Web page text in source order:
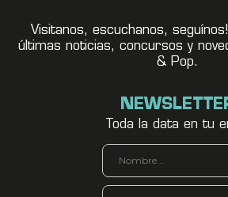
Visitanos, escuchanos,
últimas noticias, concursos y
& Pop.
Toda la data en tu